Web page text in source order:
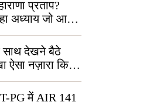
प्रताप?
अध्याय जो आज
साथ देखने बैठे
ऐसा नज़ारा कि
ही कर सकते हैं”
PG में AIR 141